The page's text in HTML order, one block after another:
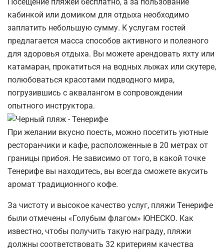
кабинкой или домиком для отдыха необходимо
заплатить небольшую сумму. К услугам гостей
предлагается масса способов активного и полезного
для здоровья отдыха. Вы можете арендовать яхту или
катамаран, прокатиться на водных лыжах или скутере,
полюбоваться красотами подводного мира,
погрузившись с аквалангом в сопровождении
опытного инструктора.
При желании вкусно поесть, можно посетить уютные
ресторанчики и кафе, расположенные в 20 метрах от
границы прибоя. Не зависимо от того, в какой точке
Тенерифе вы находитесь, вы всегда сможете вкусить
аромат традиционного кофе.
За чистоту и высокое качество услуг, пляжи Тенерифе
были отмечены «Голубым флагом» ЮНЕСКО. Как
известно, чтобы получить такую награду, пляжи
должны соответствовать 32 критериям качества